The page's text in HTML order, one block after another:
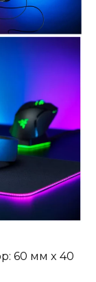
60 мм x 40